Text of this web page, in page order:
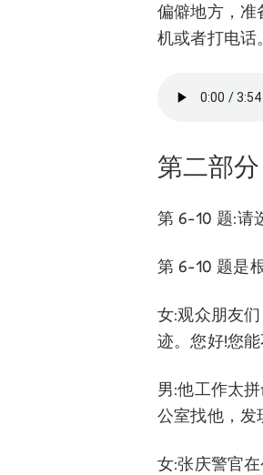
偏僻地方，准
机或者打电话。
第二部分
第 6-10 题:请
第 6-10 题是
女:观众朋友
迹。您好!您
男:他工作太
公室找他，发
女:张庆警官